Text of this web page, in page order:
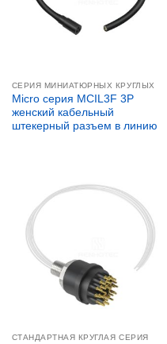
СЕРИЯ МИНИАТЮРНЫХ КРУГЛЫХ
Micro серия MCIL3F 3P
женский кабельный
штекерный разъем в линию
СТАНДАРТНАЯ КРУГЛАЯ СЕРИЯ